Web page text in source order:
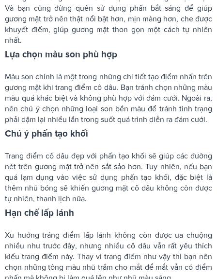
Và bạn cũng đừng quên sử dụng phấn bắt sáng để giúp
gương mặt trở nên thật nổi bật hơn, mịn màng hơn, che được
khuyết điểm, giúp gương mặt thon gọn một cách tự nhiên
nhất.
Lựa chọn màu son phù hợp
Màu son chính là một trong những chi tiết tạo điểm nhấn trên
gương mặt khi trang điểm cô dâu. Bạn tránh chọn những màu
màu quá khác biệt và không phù hợp với đám cưới. Ngoài ra,
nên chú ý chọn những loại son bền màu để tránh tình trạng
phải dặm lại nhiều lần trong suốt quá trình diễn ra đám cưới.
Chú ý phấn tạo khối
Trang điểm cô dâu đẹp với phấn tạo khối sẽ giúp các đường
nét trên gương mặt trở nên sắt sảo hơn. Tuy nhiên, nếu bạn
quá lạm dụng vào việc sử dụng phấn tạo khối, đặc biệt là
thêm nhũ bóng sẽ khiến gương mặt cô dâu không còn được
tự nhiên, thanh lịch nữa.
Hạn chế lấp lánh
Xu hướng tráng điểm lấp lánh không còn được ưa chuộng
nhiều như trước đây, nhưng nhiều cô dâu vẫn rất yêu thích
kiểu trang điểm này. Thay vì trang điểm như vậy thì bạn nên
chọn những tông màu nhũ trầm cho mắt để mắt vẫn có điểm